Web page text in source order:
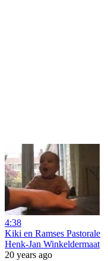
4:38
Kiki en Ramses Pastorale
Henk-Jan Winkeldermaat
20 years ago